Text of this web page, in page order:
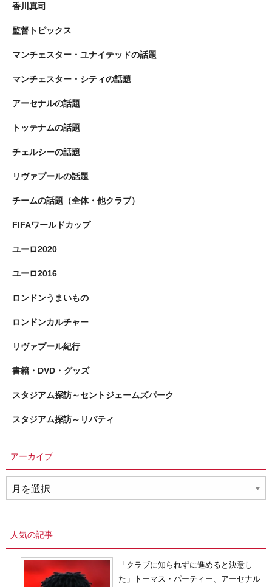
香川真司
監督トピックス
マンチェスター・ユナイテッドの話題
マンチェスター・シティの話題
アーセナルの話題
トッテナムの話題
チェルシーの話題
リヴァプールの話題
チームの話題（全体・他クラブ）
FIFAワールドカップ
ユーロ2020
ユーロ2016
ロンドンうまいもの
ロンドンカルチャー
リヴァプール紀行
書籍・DVD・グッズ
スタジアム探訪～セントジェームズパーク
スタジアム探訪～リバティ
アーカイブ
ー
人気の記事
「クラブに知られずに進めると決意し
た」トーマス・パーティー、アーセナル